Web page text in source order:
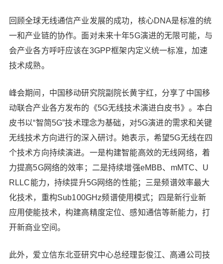
回顾全球无线通信产业发展的成功，核心DNA是标准的统
一和产业链的协作。面对未来十年5G演进的无限可能，与
会产业各方呼吁应该在3GPP框架内定义统一标准，加速
技术成熟。
峰会期间，中国移动研究院副院长黄宇红，分享了中国移
动联合产业各方发布的《5G无线技术演进白皮书》。本白
皮书以“智简5G”技术理念为基础，对5G演进的需求和关键
无线技术方向进行的深入研讨。她表示，希望5G无线在四
个技术方向持续演进。一是构建智能高效的无线网络，着
力提高5G网络的效率；二是持续增强eMBB、mMTC、U
RLLC能力，持续提升5G网络的性能；三是频谱效率最大
化技术，重构Sub100GHz频谱使用模式；四是新行业新
应用使能技术，构建高精度定位、感知通信等新能力，打
开新商业空间。
此外，爱立信东北亚研究中心总经理彭俊江、高通公司技
2 元 5 元 10 元
付费内容